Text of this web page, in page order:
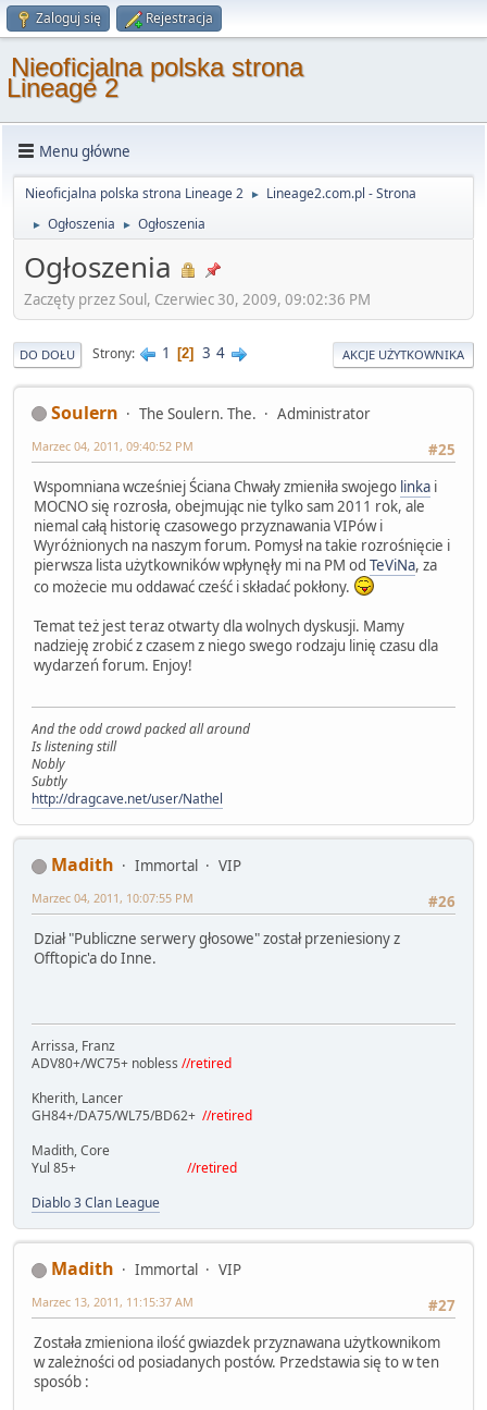
Zaloguj się Rejestracja
Nieoficjalna polska strona
Lineage 2
Menu główne
Nieoficjalna polska strona Lineage 2 ► Lineage2.com.pl - Strona
► Ogłoszenia ► Ogłoszenia
Ogłoszenia
Zaczęty przez Soul, Czerwiec 30, 2009, 09:02:36 PM
DO DOŁU Strony 1 2 3 4 AKCJE UŻYTKOWNIKA
Soulern The Soulern. The.
Administrator
#25
Marzec 04, 2011, 09:40:52 PM
Wspomniana wcześniej Ściana Chwały zmieniła swojego linka i
MOCNO się rozrosła, obejmując nie tylko sam 2011 rok, ale
niemal całą historię czasowego przyznawania VIPów i
Wyróżnionych na naszym forum. Pomysł na takie rozrośnięcie i
pierwsza lista użytkowników wpłynęły mi na PM od TeViNa, za
co możecie mu oddawać cześć i składać pokłony.
Temat też jest teraz otwarty dla wolnych dyskusji. Mamy
nadzieję zrobić z czasem z niego swego rodzaju linię czasu dla
wydarzeń forum. Enjoy!
And the odd crowd packed all around
Is listening still
Nobly
Subtly
http://dragcave.net/user/Nathel
Madith Immortal
VIP
#26
Marzec 04, 2011, 10:07:55 PM
Dział "Publiczne serwery głosowe" został przeniesiony z
Offtopic'a do Inne.
Arrissa, Franz
ADV80+/WC75+ nobless //retired
Kherith, Lancer
GH84+/DA75/WL75/BD62+ //retired
Madith, Core
Yul 85+ //retired
Diablo 3 Clan League
Madith Immortal
VIP
#27
Marzec 13, 2011, 11:15:37 AM
Została zmieniona ilość gwiazdek przyznawana użytkownikom
w zależności od posiadanych postów. Przedstawia się to w ten
sposób :